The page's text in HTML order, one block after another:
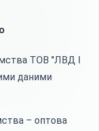
ТОВ "ЛВД І
даними
– оптова